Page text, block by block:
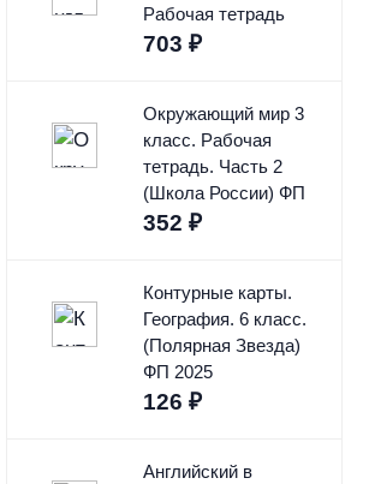
Рабочая тетрадь
703 ₽
Окружающий мир 3
класс. Рабочая
тетрадь. Часть 2
(Школа России) ФП
352 ₽
Контурные карты.
География. 6 класс.
(Полярная Звезда)
ФП 2025
126 ₽
Английский в